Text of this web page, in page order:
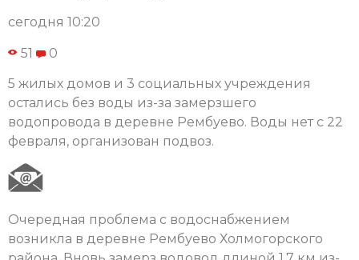
сегодня 10:20
51 0
5 жилых домов и 3 социальных учреждения
остались без воды из-за замерзшего
водопровода в деревне Рембуево. Воды нет с 22
февраля, организован подвоз.
Очередная проблема с водоснабжением
возникла в деревне Рембуево Холмогорского